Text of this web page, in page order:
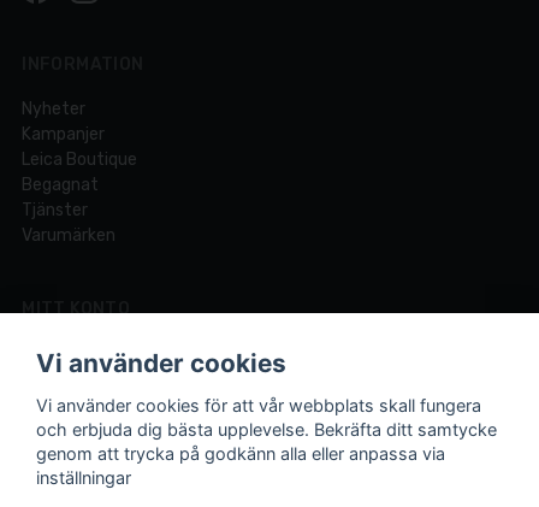
Nyheter
Kampanjer
Leica Boutique
Begagnat
Tjänster
Varumärken
MITT KONTO
Logga in
Registrera dig
Glömt lösenord?
Vi använder cookies
Vi använder cookies för att vår webbplats skall fungera
och erbjuda dig bästa upplevelse. Bekräfta ditt samtycke
genom att trycka på godkänn alla eller anpassa via
inställningar